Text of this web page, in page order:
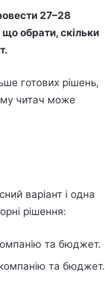
27–28
обрати, скільки
готових рішень,
читач може
варіант і одна
рішення:
та бюджет.
та бюджет.